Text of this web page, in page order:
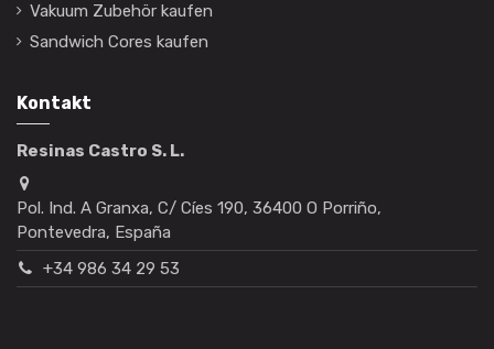
Vakuum Zubehör kaufen
Sandwich Cores kaufen
Kontakt
Resinas Castro S. L.
Pol. Ind. A Granxa, C/ Cíes 190, 36400 O Porriño,
Pontevedra, España
+34 986 34 29 53